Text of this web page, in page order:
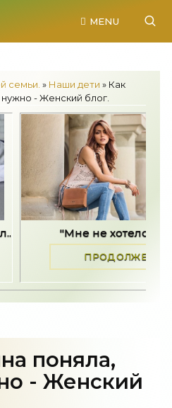
MENU
семьи. » Наши дети » Как
- Женский блог.
не хотелось жить" -..
ПРОДОЛЖЕНИЕ
поняла,
- Женский